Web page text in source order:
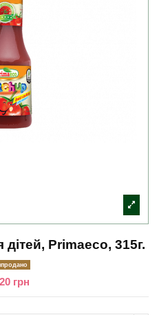
Primaeco, 315г.
грн